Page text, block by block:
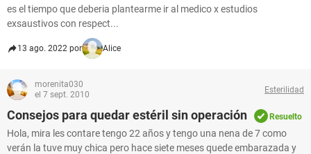
es el tiempo que deberia plantearme ir al medico x estudios
exsaustivos con respect...
13 ago. 2022 por Alice
morenita030
el 7 sept. 2010
Esterilidad
Consejos para quedar estéril sin operación Resuelto
Hola, mira les contare tengo 22 años y tengo una nena de 7 como
verán la tuve muy chica pero hace siete meses quede embarazada y